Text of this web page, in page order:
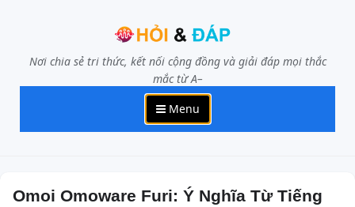
Nơi chia sẻ tri thức, kết nối cộng đồng và giải đáp mọi thắc
mắc từ A–
Menu
Omoi Omoware Furi: Ý Nghĩa Từ Tiếng